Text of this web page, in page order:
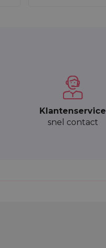
Klantenservice
snel contact